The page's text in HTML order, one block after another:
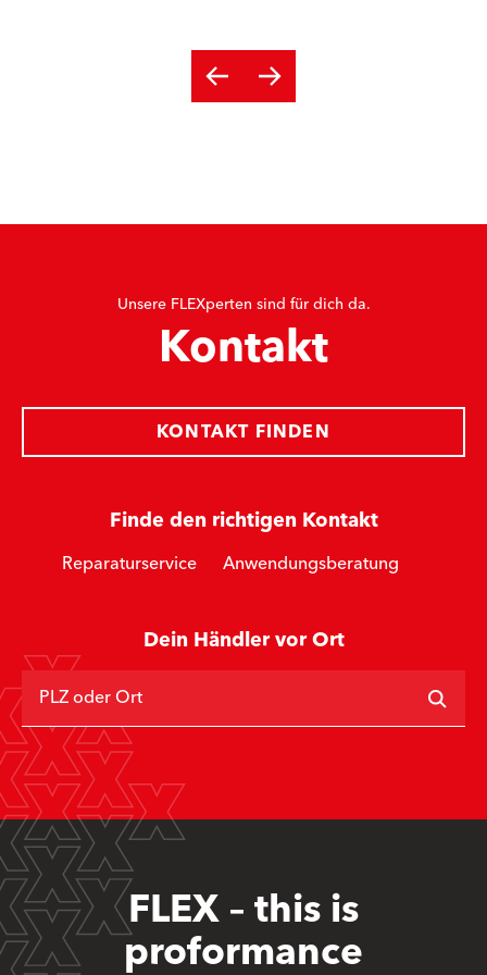
Unsere FLEXperten sind für dich da.
Kontakt
Finde den richtigen Kontakt
Reparaturservice Anwendungsberatung
KONTAKT FINDEN
Dein Händler vor Ort
PLZ oder Ort
FLEX – this is
proformance